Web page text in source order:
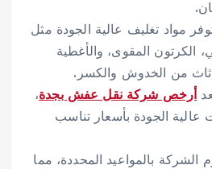
مواد تغليف عالية الجودة مثل
الكرتون المقوى، والأغطية
من الخدوش والكسر.
أرخص شركة نقل عفش بجدة،
الجودة بأسعار تناسب
الشركة بالمواعيد المحددة، مما